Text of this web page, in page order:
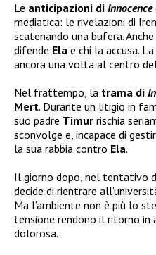
Le anticipazioni di Innocence
mediatica: le rivelazioni di
scatenando una bufera.
difende Ela e chi la accusa.
ancora una volta al centro
Nel frattempo, la trama di
Mert. Durante un litigio in
suo padre Timur rischia
sconvolge e, incapace di
la sua rabbia contro Ela.
Il giorno dopo, nel tentativo
decide di rientrare
Ma l’ambiente non è più lo
tensione rendono il ritorno in
dolorosa.